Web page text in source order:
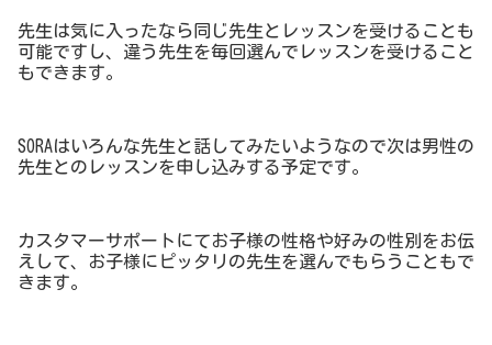
先生は気に入ったなら同じ先生とレッスンを受けることも
可能ですし、違う先生を毎回選んでレッスンを受けること
もできます。
SORAはいろんな先生と話してみたいようなので次は男性の
先生とのレッスンを申し込みする予定です。
カスタマーサポートにてお子様の性格や好みの性別をお伝
えして、お子様にピッタリの先生を選んでもらうこともで
きます。